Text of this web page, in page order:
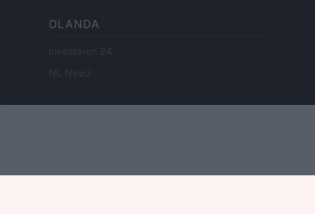
OLANDA
Investeren 24
NL Newz